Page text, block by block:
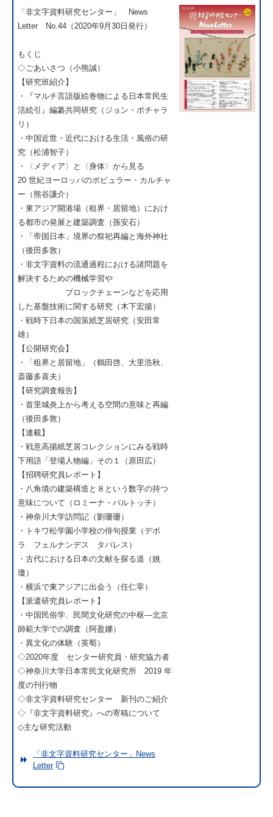
「非文字資料研究センター」 News
Letter No.44（2020年9月30日発行）
もくじ
◇ごあいさつ（小熊誠）
【研究班紹介】
・『マルチ言語版絵巻物による日本常民生
活絵引』編纂共同研究（ジョン・ボチャラ
リ）
・中国近世・近代における生活・風俗の研
究（松浦智子）
・〈メディア〉と〈身体〉から見る
20 世紀ヨーロッパのポピュラー・カルチャ
ー（熊谷謙介）
・東アジア開港場（租界・居留地）におけ
る都市の発展と建築調査（孫安石）
・「帝国日本」境界の祭祀再編と海外神社
（後田多敦）
・非文字資料の流通過程における諸問題を
解決するための機械学習や
ブロックチェーンなどを応用
した基盤技術に関する研究（木下宏揚）
・戦時下日本の国策紙芝居研究（安田常
雄）
【公開研究会】
・「租界と居留地」（鶴田啓、大里浩秋、
斎藤多喜夫）
【研究調査報告】
・首里城炎上から考える空間の意味と再編
（後田多敦）
【連載】
・戦意高揚紙芝居コレクションにみる戦時
下用語「登場人物編」その１（原田広）
【招聘研究員レポート】
・八角墳の建築構造と８という数字の持つ
意味について（ロミーナ・バルトッチ）
・神奈川大学訪問記（劉珊珊）
・トキワ松学園小学校の俳句授業（デボ
ラ フェルナンデス タバレス）
・古代における日本の文献を探る道（姚
瓊）
・横浜で東アジアに出会う（任仁宰）
【派遣研究員レポート】
・中国民俗学、民間文化研究の中枢―北京
師範大学での調査（阿盈娜）
・異文化の体験（英萄）
◇2020年度 センター研究員・研究協力者
◇神奈川大学日本常民文化研究所 2019 年
度の刊行物
◇非文字資料研究センター 新刊のご紹介
◇『非文字資料研究』への寄稿について
◇主な研究活動
「非文字資料研究センター」News
Letter